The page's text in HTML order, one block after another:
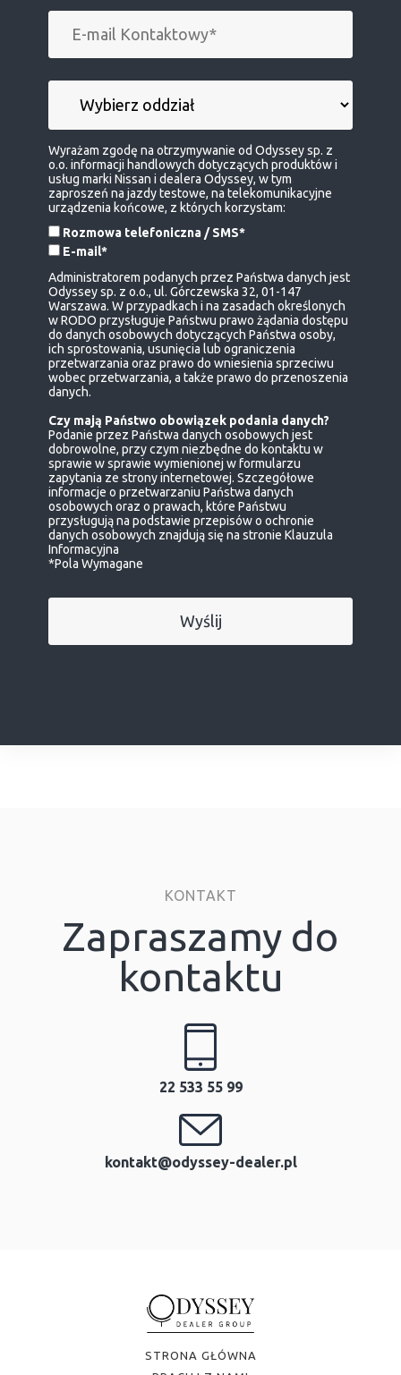
Wyrażam zgodę na otrzymywanie od Odyssey sp. z
o.o. informacji handlowych dotyczących produktów i
usług marki Nissan i dealera Odyssey, w tym
zaproszeń na jazdy testowe, na telekomunikacyjne
urządzenia końcowe, z których korzystam:
Rozmowa telefoniczna / SMS*
E-mail*
Administratorem podanych przez Państwa danych jest
Odyssey sp. z o.o., ul. Górczewska 32, 01-147
Warszawa. W przypadkach i na zasadach określonych
w RODO przysługuje Państwu prawo żądania dostępu
do danych osobowych dotyczących Państwa osoby,
ich sprostowania, usunięcia lub ograniczenia
przetwarzania oraz prawo do wniesienia sprzeciwu
wobec przetwarzania, a także prawo do przenoszenia
danych.
Czy mają Państwo obowiązek podania danych?
Podanie przez Państwa danych osobowych jest
dobrowolne, przy czym niezbędne do kontaktu w
sprawie w sprawie wymienionej w formularzu
zapytania ze strony internetowej. Szczegółowe
informacje o przetwarzaniu Państwa danych
osobowych oraz o prawach, które Państwu
przysługują na podstawie przepisów o ochronie
danych osobowych znajdują się na stronie Klauzula
Informacyjna
*Pola Wymagane
KONTAKT
Zapraszamy do
kontaktu
22 533 55 99
kontakt@odyssey-dealer.pl
STRONA GŁÓWNA